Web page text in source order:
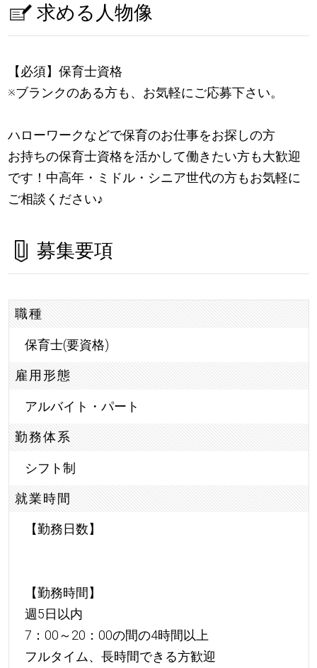
求める人物像
【必須】保育士資格
※ブランクのある方も、お気軽にご応募下さい。
ハローワークなどで保育のお仕事をお探しの方
お持ちの保育士資格を活かして働きたい方も大歓迎
です！中高年・ミドル・シニア世代の方もお気軽に
ご相談ください♪
募集要項
職種
保育士(要資格)
雇用形態
アルバイト・パート
勤務体系
シフト制
就業時間
【勤務日数】
【勤務時間】
週5日以内
7：00～20：00の間の4時間以上
フルタイム、長時間できる方歓迎